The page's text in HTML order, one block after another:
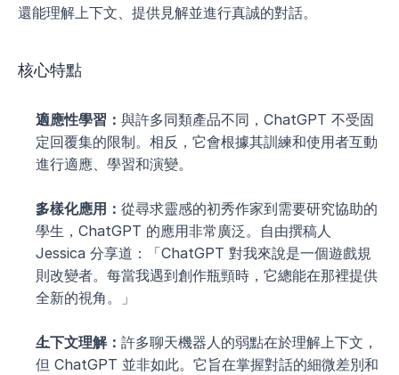
還能理解上下文、提供見解並進行真誠的對話。
核心特點
適應性學習： 與許多同類產品不同，ChatGPT 不受固
定回覆集的限制。相反，它會根據其訓練和使用者互動
進行適應、學習和演變。
多樣化應用： 從尋求靈感的初秀作家到需要研究協助的
學生，ChatGPT 的應用非常廣泛。自由撰稿人
Jessica 分享道：「ChatGPT 對我來說是一個遊戲規
則改變者。每當我遇到創作瓶頸時，它總能在那裡提供
全新的視角。」
上下文理解： 許多聊天機器人的弱點在於理解上下文，
但 ChatGPT 並非如此。它旨在掌握對話的細微差別和